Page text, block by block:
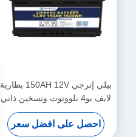
بيلي إنرجي 150AH 12V بطارية
لايف بو4 بلووتوث وتسخين ذاتي
لـ ياكيت الطبية
احصل على افضل سعر